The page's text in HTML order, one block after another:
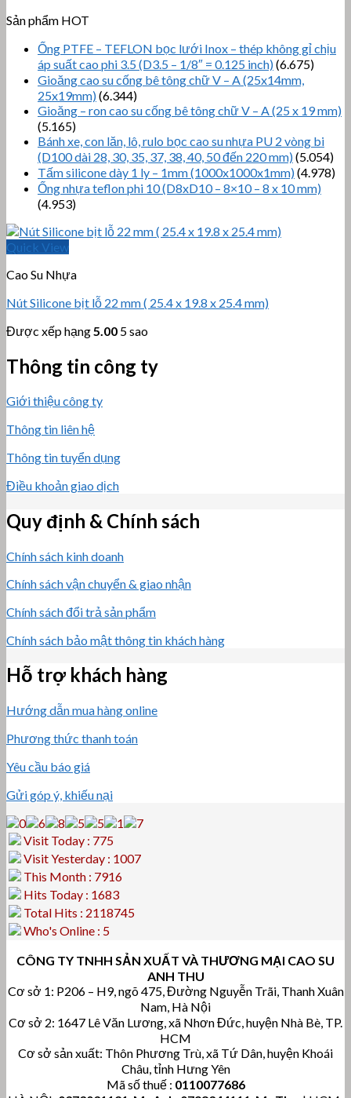
Sản phẩm HOT
Ống PTFE – TEFLON bọc lưới Inox – thép không gỉ chịu
áp suất cao phi 3.5 (D3.5 – 1/8″ = 0.125 inch)(6.675)
Gioăng cao su cống bê tông chữ V – A (25x14mm,
25x19mm)(6.344)
Gioăng – ron cao su cống bê tông chữ V – A (25 x 19 mm)
(5.165)
Bánh xe, con lăn, lô, rulo bọc cao su nhựa PU 2 vòng bi
(D100 dài 28, 30, 35, 37, 38, 40, 50 đến 220 mm)(5.054)
Tấm silicone dày 1 ly – 1mm (1000x1000x1mm)(4.978)
Ống nhựa teflon phi 10 (D8xD10 – 8×10 – 8 x 10 mm)
(4.953)
Quick View
Cao Su Nhựa
Nút Silicone bịt lỗ 22 mm ( 25.4 x 19.8 x 25.4 mm)
Được xếp hạng5.00 5 sao
Thông tin công ty
Giới thiệu công ty
Thông tin liên hệ
Thông tin tuyển dụng
Điều khoản giao dịch
Quy định & Chính sách
Chính sách kinh doanh
Chính sách vận chuyển & giao nhận
Chính sách đổi trả sản phẩm
Chính sách bảo mật thông tin khách hàng
Hỗ trợ khách hàng
Hướng dẫn mua hàng online
Phương thức thanh toán
Yêu cầu báo giá
Gửi góp ý, khiếu nại
Visit Today : 775
Visit Yesterday : 1007
This Month : 7916
Hits Today : 1683
Total Hits : 2118745
Who's Online : 5
CÔNG TY TNHH SẢN XUẤT VÀ THƯƠNG MẠI CAO SU
ANH THU
Cơ sở 1: P206 – H9, ngõ 475, Đường Nguyễn Trãi, Thanh Xuân
Nam, Hà Nội
Cơ sở 2: 1647 Lê Văn Lương, xã Nhơn Đức, huyện Nhà Bè, TP.
HCM
Cơ sở sản xuất: Thôn Phương Trù, xã Tứ Dân, huyện Khoái
Châu, tỉnh Hưng Yên
Mã số thuế : 0110077686